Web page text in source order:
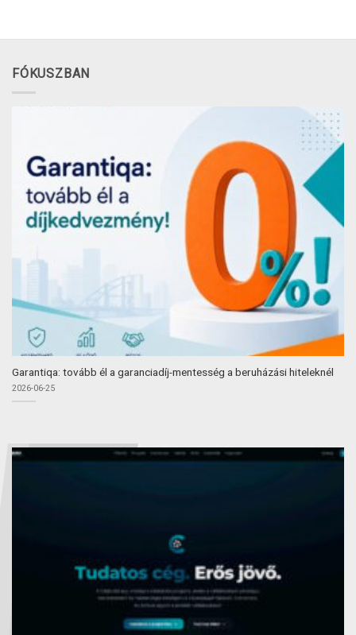
FÓKUSZBAN
Garantiqa: tovább él a garanciadíj-mentesség a beruházási hiteleknél
2026-06-25